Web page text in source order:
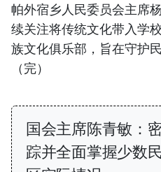
帕外宿乡人民委员会主席
续关注将传统文化带入学
族文化俱乐部，旨在守护
（完）
国会主席陈青敏：
踪并全面掌握少数